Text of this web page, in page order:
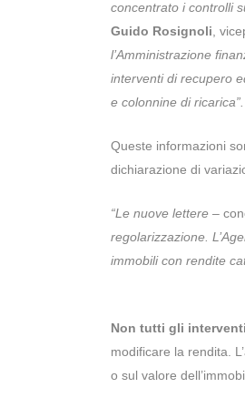
concentrato i controlli
Guido Rosignoli ,
l’Amministrazione
interventi di recupero
e colonnine di ricarica”.
Queste informazioni
dichiarazione di
“Le nuove lettere –
regolarizzazione.
immobili con rendite
Non tutti gli
modificare la rendita.
o sul valore